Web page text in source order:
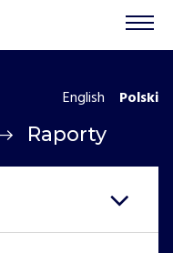
Raporty
English Polski